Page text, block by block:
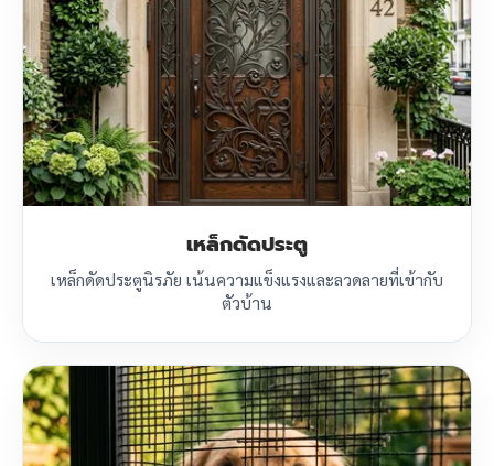
เหล็กดัดประตู
เหล็กดัดประตูนิรภัย เน้นความแข็งแรงและลวดลายที่เข้ากับ
ตัวบ้าน